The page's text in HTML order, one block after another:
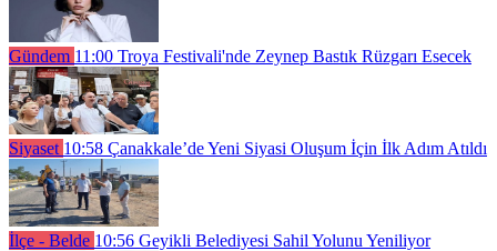
Gündem 11:00 Troya Festivali'nde Zeynep Bastık Rüzgarı Esecek
Siyaset 10:58 Çanakkale’de Yeni Siyasi Oluşum İçin İlk Adım Atıldı
İlçe - Belde 10:56 Geyikli Belediyesi Sahil Yolunu Yeniliyor